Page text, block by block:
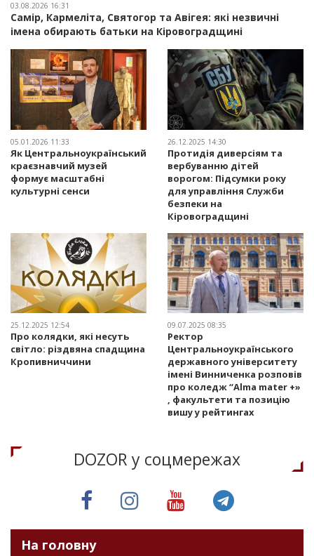
03.08.2026 16:31
Самір, Кармеліта, Святогор та Авігея: які незвичні
імена обирають батьки на Кіровоградщині
05.01.2026 11:33
Як Центральноукраїнський
краєзнавчий музей
формує масштабні
культурні сенси
26.12.2025 14:30
Протидія диверсіям та
вербуванню дітей
ворогом: Підсумки року
для управління Служби
безпеки на
Кіровоградщині
25.12.2025 12:54
Про колядки, які несуть
світло: різдвяна спадщина
Кропивниччини
09.07.2025 08:35
Ректор
Центральноукраїнського
державного університету
імені Винниченка розповів
про коледж “Alma mater +»
, факультети та позицію
вишу у рейтингах
DOZOR у соцмережах
На головну